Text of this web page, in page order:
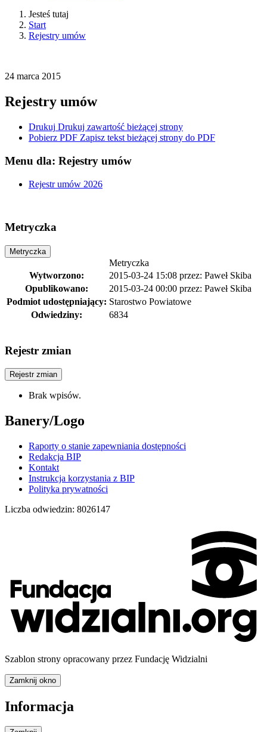
Jesteś tutaj
Start
Rejestry umów
24 marca 2015
Rejestry umów
Drukuj Drukuj zawartość bieżącej strony
Pobierz PDF Zapisz tekst bieżącej strony do PDF
Menu dla: Rejestry umów
Rejestr umów 2026
Metryczka
Metryczka
Metryczka
Wytworzono:
2015-03-24 15:08 przez: Paweł Skiba
Opublikowano:
2015-03-24 00:00 przez: Paweł Skiba
Podmiot udostępniający: Starostwo Powiatowe
Odwiedziny:
6834
Rejestr zmian
Rejestr zmian
Brak wpisów.
Banery/Logo
Raporty o stanie zapewniania dostępności
Redakcja BIP
Kontakt
Instrukcja korzystania z BIP
Polityka prywatności
Liczba odwiedzin: 8026147
Szablon strony opracowany przez Fundację Widzialni
Zamknij okno
Informacja